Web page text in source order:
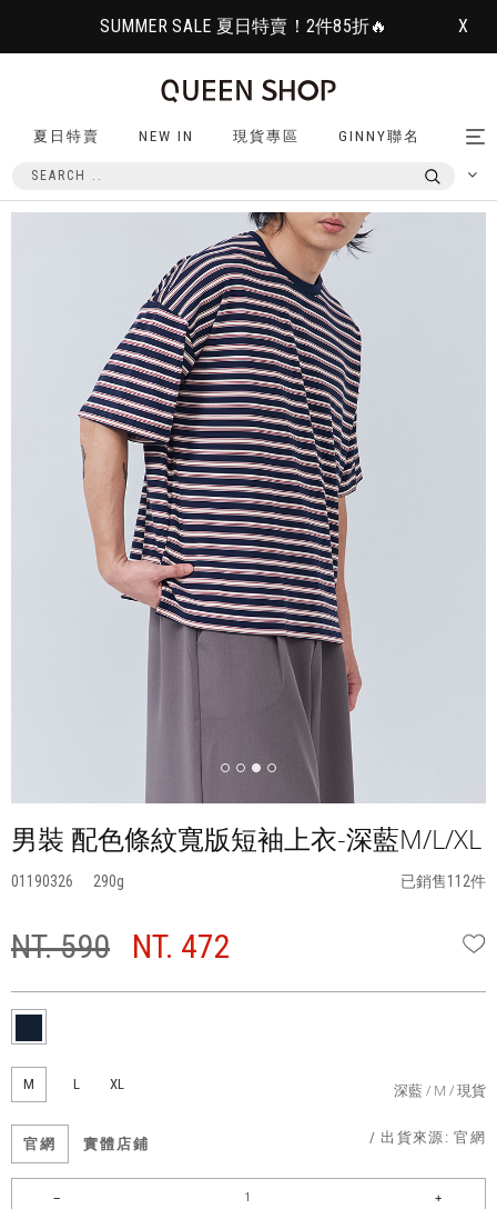
SUMMER SALE 夏日特賣！2件85折🔥 X
夏日特賣 NEW IN 現貨專區 GINNY聯名
男裝 配色條紋寬版短袖上衣-深藍M/L/XL
01190326 290 已銷售112件
NT. 590 NT. 472
M L XL 深藍 M 現貨
官網 實體店鋪 / 出貨來源:官網